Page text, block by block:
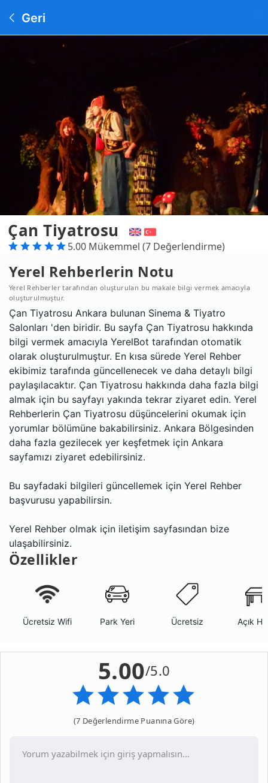
Geri
Çan Tiyatrosu
5.00 Mükemmel (7 Değerlendirme)
Yerel Rehberlerin Notu
Yerel Rehberler tarafından oluşturulan bu makale bilgi vermek amacıyla
oluşturulmuştur.
Çan Tiyatrosu Ankara bulunan Sinema & Tiyatro
Salonları 'den biridir. Bu sayfa Çan Tiyatrosu hakkında
bilgi vermek amacıyla YerelBot tarafından otomatik
olarak oluşturulmuştur. En kısa sürede Yerel Rehber
ekibimiz tarafında güncellenecek ve daha detaylı bilgi
paylaşılacaktır. Çan Tiyatrosu hakkında daha fazla bilgi
almak için bu sayfayı yakında tekrar ziyaret edin. Yerel
Rehberlerin Çan Tiyatrosu düşüncelerini okumak için
yorumlar bölümüne bakabilirsiniz. Ankara Bölgesinden
daha fazla gezilecek yer keşfetmek için Ankara
sayfamızı ziyaret edebilirsiniz.
Bu sayfadaki bilgileri güncellemek için Yerel Rehber
başvurusu yapabilirsin.
Yerel Rehber olmak için iletişim sayfasından bize
ulaşabilirsiniz.
Özellikler
Ücretsiz Wifi Park Yeri Ücretsiz Açık
5.00/5.0
(7 Değerlendirme Puanına Göre)